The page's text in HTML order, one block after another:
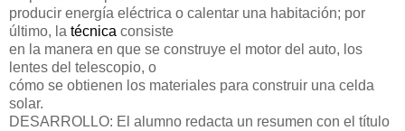
producir energía eléctrica o calentar una habitación; por
último, la técnica consiste
en la manera en que se construye el motor del auto, los
lentes del telescopio, o
cómo se obtienen los materiales para construir una celda
solar.
DESARROLLO: El alumno redacta un resumen con el título